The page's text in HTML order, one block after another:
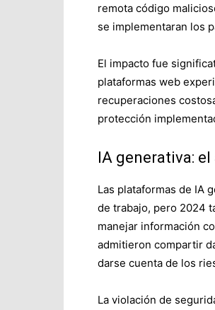
remota código
se implementaran los
El impacto fue
plataformas web
recuperaciones
protección
IA generativa:
Las plataformas de IA
de trabajo, pero 2024
manejar información
admitieron compartir
darse cuenta de los
La violación de